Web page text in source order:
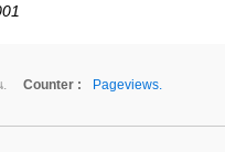
Counter :
Pageviews.